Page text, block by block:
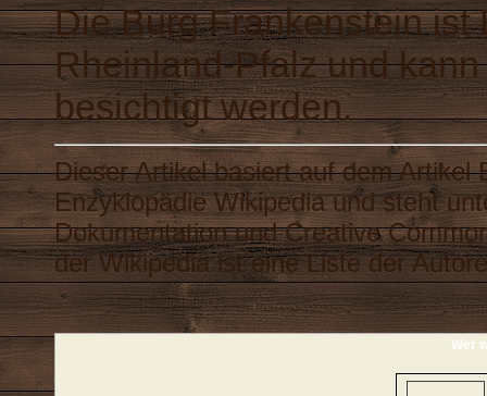
Die Burg Frankenstein ist
Rheinland-Pfalz und
besichtigt werden.
Dieser Artikel basiert auf dem Artikel
EnzyklopädieWikipediaund steht
DokumentationundCreative
der Wikipedia ist eineListe der
Wer